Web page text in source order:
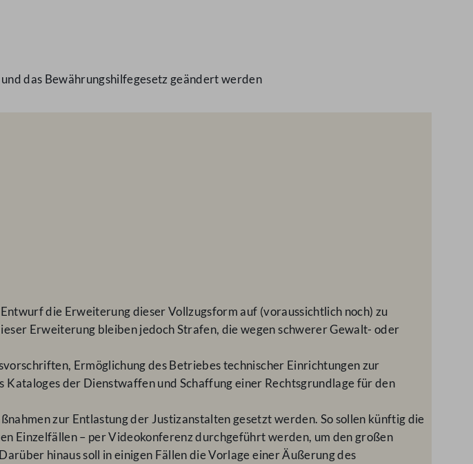
das Bewährungshilfegesetz geändert werden
die Erweiterung dieser Vollzugsform auf (voraussichtlich noch) zu
Erweiterung bleiben jedoch Strafen, die wegen schwerer Gewalt- oder
Ermöglichung des Betriebes technischer Einrichtungen zur
der Dienstwaffen und Schaffung einer Rechtsgrundlage für den
zur Entlastung der Justizanstalten gesetzt werden. So sollen künftig die
Einzelfällen – per Videokonferenz durchgeführt werden, um den großen
hinaus soll in einigen Fällen die Vorlage einer Äußerung des